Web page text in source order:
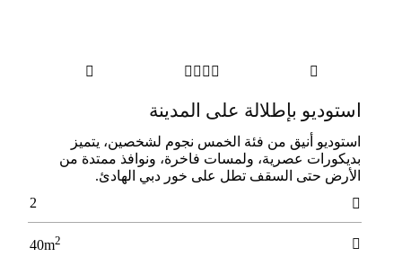

   

استوديو بإطلالة على المدينة
استوديو أنيق من فئة الخمس نجوم لشخصين، يتميز
بديكورات عصرية، ولمسات فاخرة، ونوافذ ممتدة من
الأرض حتى السقف تطل على خور دبي الهادئ.

2

40m2